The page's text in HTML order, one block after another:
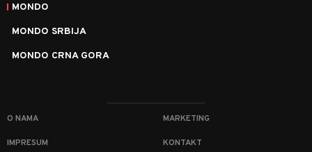
MONDO
MONDO SRBIJA
MONDO CRNA GORA
O NAMA MARKETING
IMPRESUM KONTAKT